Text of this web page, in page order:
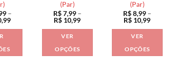
–
Faixa
(Par)
R$7,99 –
R$ 10,99Faixa
VER
OPÇÕES
(Par)
R$8,99 –
R$ 10,99Faixa
VER
OPÇÕES